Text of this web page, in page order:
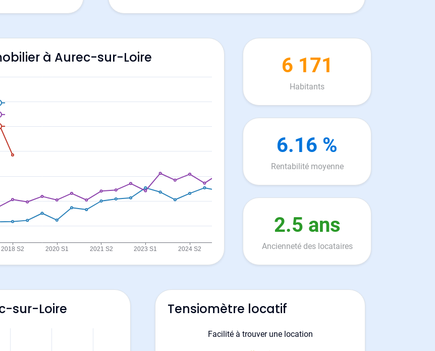
à Aurec-sur-Loire 6 171
Habitants
6.16 %
Rentabilité moyenne
2.5 ans
Ancienneté des locataires
sur-Loire Tensiomètre locatif
Facilité à trouver une location